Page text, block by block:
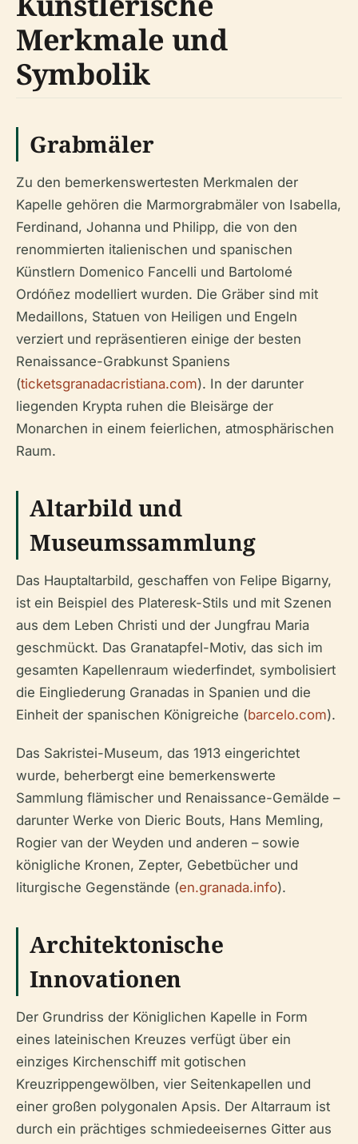
Merkmale und
Symbolik
Grabmäler
Zu den bemerkenswertesten Merkmalen der
Kapelle gehören die Marmorgrabmäler von Isabella,
Ferdinand, Johanna und Philipp, die von den
renommierten italienischen und spanischen
Künstlern Domenico Fancelli und Bartolomé
Ordóñez modelliert wurden. Die Gräber sind mit
Medaillons, Statuen von Heiligen und Engeln
verziert und repräsentieren einige der besten
Renaissance-Grabkunst Spaniens
(ticketsgranadacristiana.com). In der darunter
liegenden Krypta ruhen die Bleisärge der
Monarchen in einem feierlichen, atmosphärischen
Raum.
Altarbild und
Museumssammlung
Das Hauptaltarbild, geschaffen von Felipe Bigarny,
ist ein Beispiel des Plateresk-Stils und mit Szenen
aus dem Leben Christi und der Jungfrau Maria
geschmückt. Das Granatapfel-Motiv, das sich im
gesamten Kapellenraum wiederfindet, symbolisiert
die Eingliederung Granadas in Spanien und die
Einheit der spanischen Königreiche (barcelo.com).
Das Sakristei-Museum, das 1913 eingerichtet
wurde, beherbergt eine bemerkenswerte
Sammlung flämischer und Renaissance-Gemälde –
darunter Werke von Dieric Bouts, Hans Memling,
Rogier van der Weyden und anderen – sowie
königliche Kronen, Zepter, Gebetbücher und
liturgische Gegenstände (en.granada.info).
Architektonische
Innovationen
Der Grundriss der Königlichen Kapelle in Form
eines lateinischen Kreuzes verfügt über ein
einziges Kirchenschiff mit gotischen
Kreuzrippengewölben, vier Seitenkapellen und
einer großen polygonalen Apsis. Der Altarraum ist
durch ein prächtiges schmiedeeisernes Gitter aus